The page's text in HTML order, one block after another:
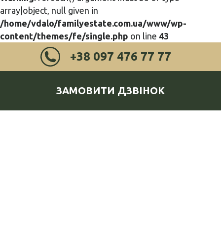
array|object, null given in
/home/vdalo/familyestate.com.ua/www/wp-
content/themes/fe/single.php on line 43
+38 097 476 77 77
ЗАМОВИТИ ДЗВІНОК